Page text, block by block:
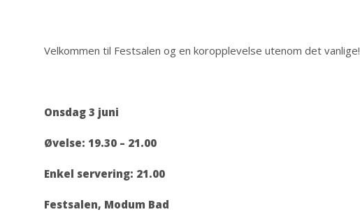
Velkommen til Festsalen og en koropplevelse utenom det vanlige!
Onsdag 3 juni
Øvelse: 19.30 – 21.00
Enkel servering: 21.00
Festsalen, Modum Bad